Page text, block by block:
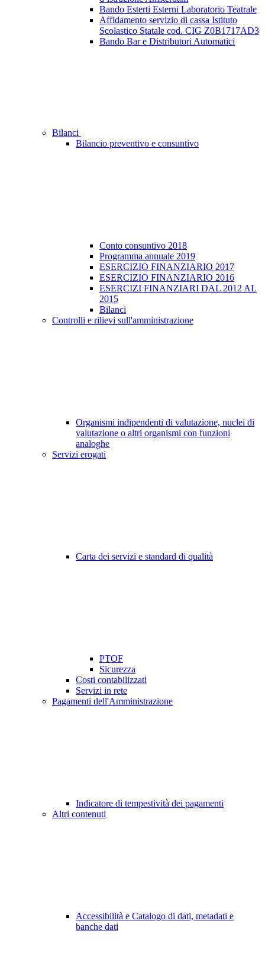
Bando Esterti Esterni Laboratorio Teatrale
Affidamento servizio di cassa Istituto
Scolastico Statale cod. CIG Z0B1717AD3
Bando Bar e Distributori Automatici
Bilanci
Bilancio preventivo e consuntivo
Conto consuntivo 2018
Programma annuale 2019
ESERCIZIO FINANZIARIO 2017
ESERCIZIO FINANZIARIO 2016
ESERCIZI FINANZIARI DAL 2012 AL
2015
Bilanci
Controlli e rilievi sull'amministrazione
Organismi indipendenti di valutazione, nuclei di
valutazione o altri organismi con funzioni
analoghe
Servizi erogati
Carta dei servizi e standard di qualità
PTOF
Sicurezza
Costi contabilizzati
Servizi in rete
Pagamenti dell'Amministrazione
Indicatore di tempestività dei pagamenti
Altri contenuti
Accessibilità e Catalogo di dati, metadati e
banche dati